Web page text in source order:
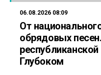
06.08.2026 08:09
От
обрядовых
Глубоком